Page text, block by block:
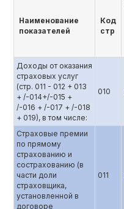
Наименование
показателей
Код
стр
Доходы от оказания
страховых услуг
(стр. 011 - 012 + 013
+ /-014+/-015 +
/-016 + /-017 + /-018
+ 019), в том числе:
010
Страховые премии
по прямому
страхованию и
сострахованию (в
части доли
страховщика,
установленной в
договоре
011